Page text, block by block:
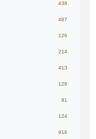
438
487
126
214
413
128
91
124
916